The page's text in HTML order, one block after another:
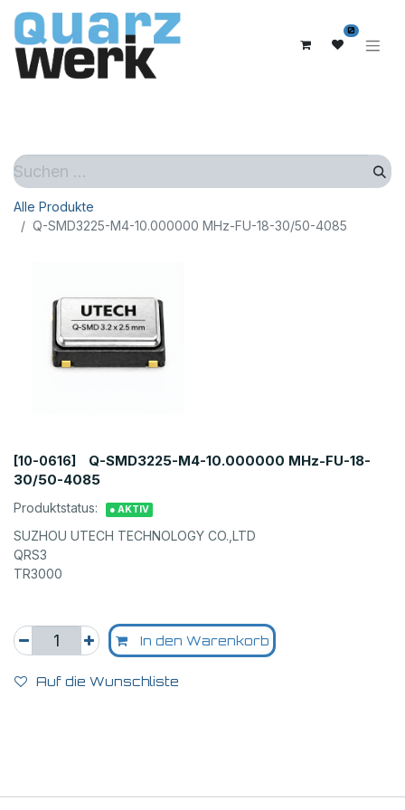
0
Alle Produkte
Q-SMD3225-M4-10.000000 MHz-FU-18-30/50-4085
[10-0616]
Q-SMD3225-M4-10.000000 MHz-FU-18-
30/50-4085
Produktstatus: ● AKTIV
SUZHOU UTECH TECHNOLOGY CO.,LTD
QRS3
TR3000
In den Warenkorb
Auf die Wunschliste